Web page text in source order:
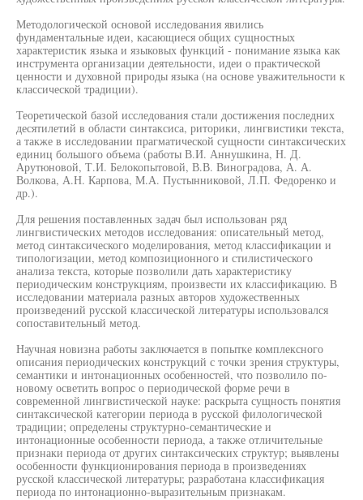
Методологической основой исследования явились
фундаментальные идеи, касающиеся общих сущностных
характеристик языка и языковых функций - понимание языка как
инструмента организации деятельности, идеи о практической
ценности и духовной природы языка (на основе уважительности к
классической традиции).
Теоретической базой исследования стали достижения последних
десятилетий в области синтаксиса, риторики, лингвистики текста,
а также в исследовании прагматической сущности синтаксических
единиц большого объема (работы В.И. Аннушкина, Н. Д.
Арутюновой, Т.И. Белокопытовой, В.В. Виноградова, А. А.
Волкова, А.Н. Карпова, М.А. Пустынниковой, Л.П. Федоренко и
др.).
Для решения поставленных задач был использован ряд
лингвистических методов исследования: описательный метод,
метод синтаксического моделирования, метод классификации и
типологизации, метод композиционного и стилистического
анализа текста, которые позволили дать характеристику
периодическим конструкциям, произвести их классификацию. В
исследовании материала разных авторов художественных
произведений русской классической литературы использовался
сопоставительный метод.
Научная новизна работы заключается в попытке комплексного
описания периодических конструкций с точки зрения структуры,
семантики и интонационных особенностей, что позволило по-
новому осветить вопрос о периодической форме речи в
современной лингвистической науке: раскрыта сущность понятия
синтаксической категории периода в русской филологической
традиции; определены структурно-семантические и
интонационные особенности периода, а также отличительные
признаки периода от других синтаксических структур; выявлены
особенности функционирования периода в произведениях
русской классической литературы; разработана классификация
периода по интонационно-выразительным признакам.